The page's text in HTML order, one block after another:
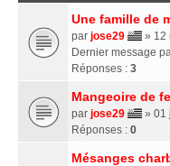
Une famille de
par jose29
» 12
Dernier message
Réponses : 3
Mangeoire de
par jose29
» 01
Réponses : 0
Mésanges